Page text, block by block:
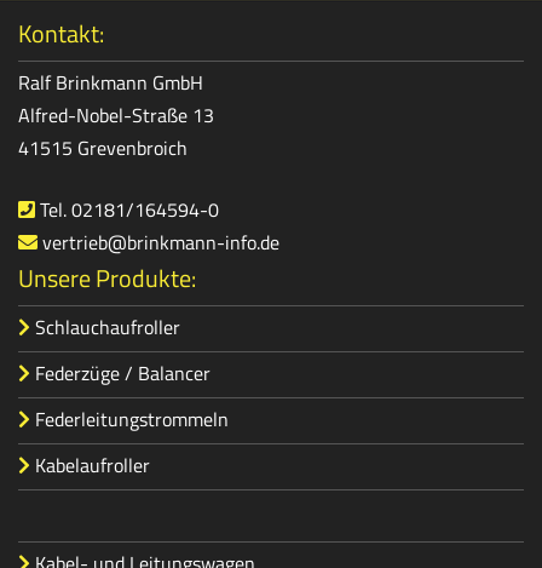
Kontakt:
Ralf Brinkmann GmbH
Alfred-Nobel-Straße 13
41515 Grevenbroich
Tel. 02181/164594-0
vertrieb@brinkmann-info.de
Unsere Produkte:
Schlauchaufroller
Federzüge / Balancer
Federleitungstrommeln
Kabelaufroller